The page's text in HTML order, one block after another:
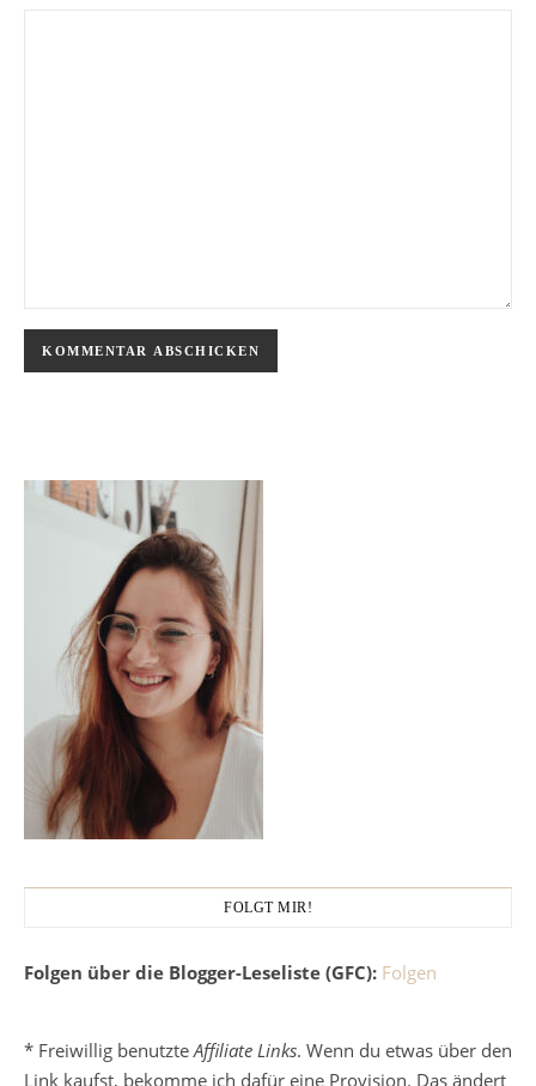
FOLGT MIR!
Folgen über die Blogger-Leseliste (GFC): Folgen
* Freiwillig benutzteAffiliate Links. Wenn du etwas über den
Link kaufst, bekomme ich dafür eine Provision. Das ändert